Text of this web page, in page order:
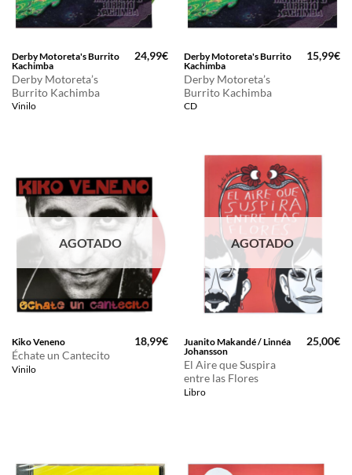
Derby Motoreta's Burrito
Kachimba
Derby Motoreta’s
Burrito Kachimba
Vinilo
24,99€
Derby Motoreta's Burrito
Kachimba
Derby Motoreta’s
Burrito Kachimba
CD
15,99€
AGOTADO
Kiko Veneno
Échate un Cantecito
Vinilo
18,99€
AGOTADO
Juanito Makandé / Linnéa
Johansson
El Aire que Suspira
entre las Flores
Libro
25,00€